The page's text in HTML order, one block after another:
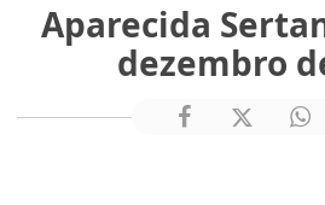
Aparecida
dezembro